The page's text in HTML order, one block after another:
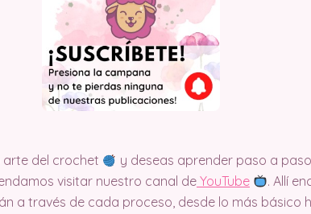
arte del crochet
y deseas aprender paso a
visitar nuestro canal de YouTube
. Allí
a través de cada proceso, desde lo más básico